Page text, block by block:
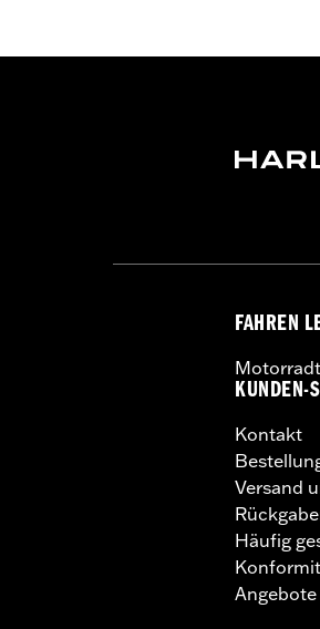
In der Box:
FAHREN
KUNDEN-
Kontakt
Versand
Häufig
Angebote